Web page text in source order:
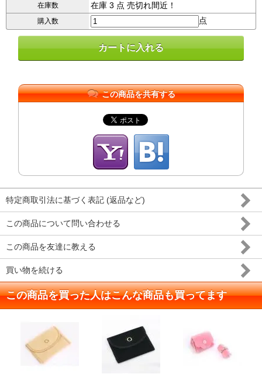
在庫数 在庫 3 点 売切れ間近！
購入数 点
この商品を共有する
特定商取引法に基づく表記 (返品など)
この商品について問い合わせる
この商品を友達に教える
買い物を続ける
この商品を買った人はこんな商品も買ってます